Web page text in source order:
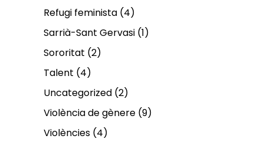
Refugi feminista (4)
Sarrià-Sant Gervasi (1)
Sororitat (2)
Talent (4)
Uncategorized (2)
Violència de gènere (9)
Violències (4)